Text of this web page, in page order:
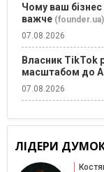
Чому ваш
важче (founder.ua)
07.08.2026
Власник TikTok
масштабом до
07.08.2026
ЛІДЕРИ